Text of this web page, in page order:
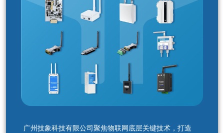
广州技象科技有限公司聚焦物联网底层关键技术，打造